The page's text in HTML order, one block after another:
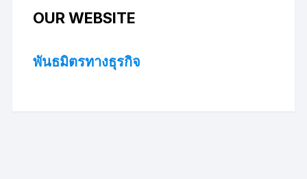
OUR WEBSITE
พันธมิตรทางธุรกิจ